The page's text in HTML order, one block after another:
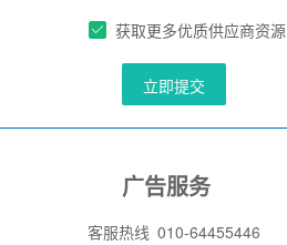
获取更多优质供应商资源
立即提交
广告服务
客服热线 010-64455446